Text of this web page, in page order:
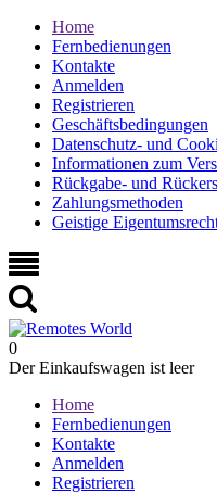
Home
Fernbedienungen
Kontakte
Anmelden
Registrieren
Geschäftsbedingungen
Datenschutz- und
Informationen zum
Rückgabe- und
Zahlungsmethoden
Geistige
0
Der Einkaufswagen ist leer
Home
Fernbedienungen
Kontakte
Anmelden
Registrieren